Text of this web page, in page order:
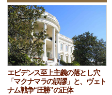
エビデンス至上主義の落とし穴
「マクナマラの誤謬」と、ヴェト
ナム戦争“圧勝”の正体